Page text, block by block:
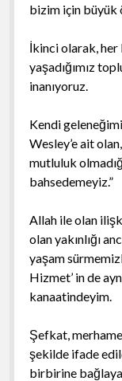
bizim için büyük
İkinci olarak, her
yaşadığımız
inanıyoruz.
Kendi
Wesley’e ait
mutluluk
bahsedemeyiz.”
Allah ile olan
olan yakınlığı
yaşam
Hizmet’ in de
kanaatindeyim.
Şefkat,
şekilde ifade
birbirine